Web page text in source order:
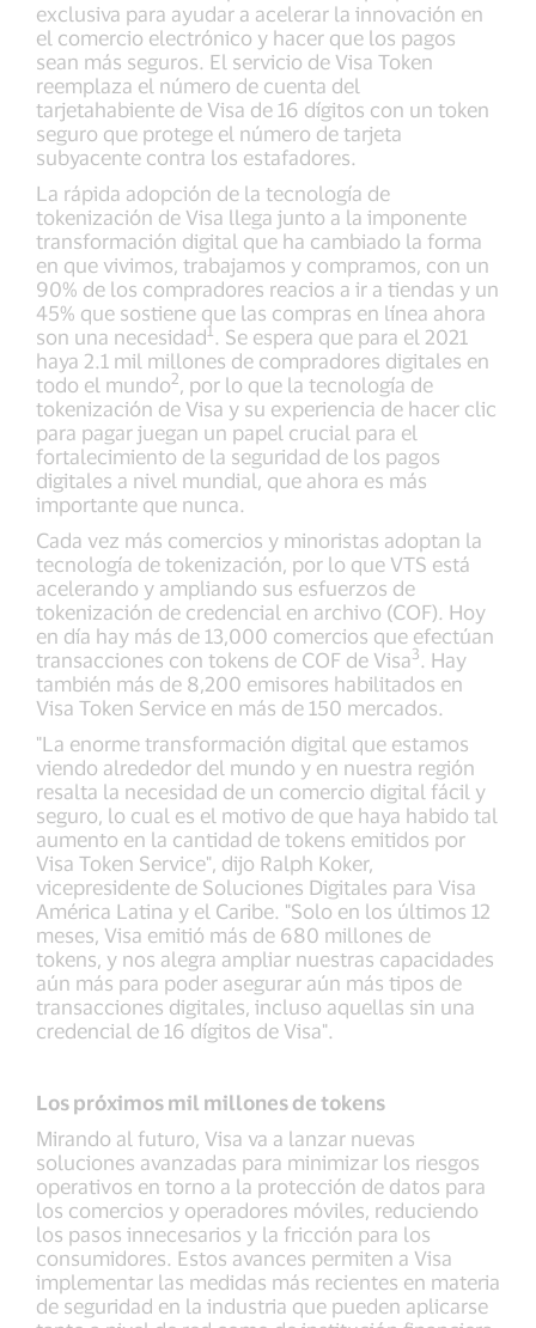
exclusiva para ayudar a acelerar la innovación en
el comercio electrónico y hacer que los pagos
sean más seguros. El servicio de Visa Token
reemplaza el número de cuenta del
tarjetahabiente de Visa de 16 dígitos con un token
seguro que protege el número de tarjeta
subyacente contra los estafadores.
La rápida adopción de la tecnología de
tokenización de Visa llega junto a la imponente
transformación digital que ha cambiado la forma
en que vivimos, trabajamos y compramos, con un
90% de los compradores reacios a ir a tiendas y un
45% que sostiene que las compras en línea ahora
son una necesidad1
. Se espera que para el 2021
haya 2.1 mil millones de compradores digitales en
todo el mundo2
, por lo que la tecnología de
tokenización de Visa y su experiencia de hacer clic
para pagar juegan un papel crucial para el
fortalecimiento de la seguridad de los pagos
digitales a nivel mundial, que ahora es más
importante que nunca.
Cada vez más comercios y minoristas adoptan la
tecnología de tokenización, por lo que VTS está
acelerando y ampliando sus esfuerzos de
tokenización de credencial en archivo (COF). Hoy
en día hay más de 13,000 comercios que efectúan
transacciones con tokens de COF de Visa3
. Hay
también más de 8,200 emisores habilitados en
Visa Token Service en más de 150 mercados.
"La enorme transformación digital que estamos
viendo alrededor del mundo y en nuestra región
resalta la necesidad de un comercio digital fácil y
seguro, lo cual es el motivo de que haya habido tal
aumento en la cantidad de tokens emitidos por
Visa Token Service", dijo Ralph Koker,
vicepresidente de Soluciones Digitales para Visa
América Latina y el Caribe. "Solo en los últimos 12
meses, Visa emitió más de 680 millones de
tokens, y nos alegra ampliar nuestras capacidades
aún más para poder asegurar aún más tipos de
transacciones digitales, incluso aquellas sin una
credencial de 16 dígitos de Visa".
Los próximos mil millones de tokens
Mirando al futuro, Visa va a lanzar nuevas
soluciones avanzadas para minimizar los riesgos
operativos en torno a la protección de datos para
los comercios y operadores móviles, reduciendo
los pasos innecesarios y la fricción para los
consumidores. Estos avances permiten a Visa
implementar las medidas más recientes en materia
de seguridad en la industria que pueden aplicarse